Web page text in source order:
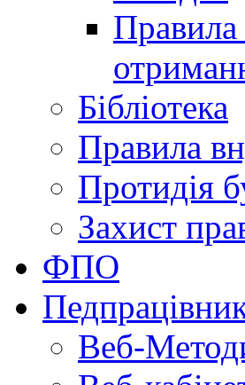
Правила
Бібліотека
Правила
Протидія
Захист
ФПО
Веб-